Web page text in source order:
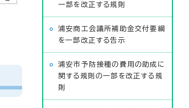
一部を改正する規則
浦安商工会議所補助金交付要綱
を一部改正する告示
浦安市予防接種の費用の助成に
関する規則の一部を改正する規
則